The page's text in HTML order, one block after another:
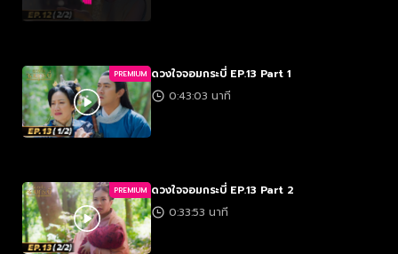
PREMIUM ดวงใจจอมกระบี่ EP.13 Part 1
0:43:03 นาที
PREMIUM ดวงใจจอมกระบี่ EP.13 Part 2
0:33:53 นาที